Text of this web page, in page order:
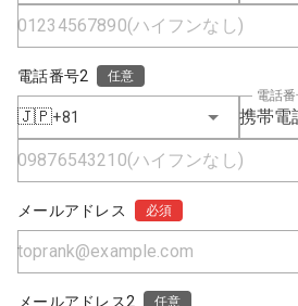
電話番号2 任意
🇯🇵+81 携帯電
電話
メールアドレス 必須
メールアドレス2 任意